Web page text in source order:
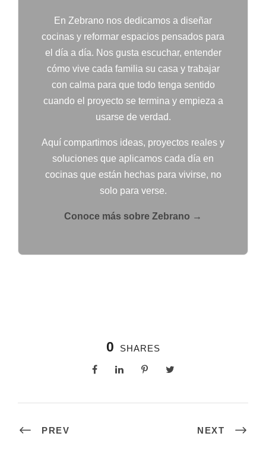
En Zebrano nos dedicamos a diseñar
cocinas y reformar espacios pensados para
el día a día. Nos gusta escuchar, entender
cómo vive cada familia su casa y trabajar
con calma para que todo tenga sentido
cuando el proyecto se termina y empieza a
usarse de verdad.
Aquí compartimos ideas, proyectos reales y
soluciones que aplicamos cada día en
cocinas que están hechas para vivirse, no
solo para verse.
Conoce más sobre Zebrano →
0 SHARES
PREV NEXT